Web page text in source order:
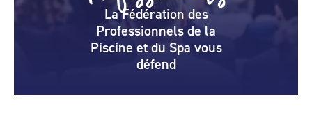
La Fédération des
Professionnels de la
Piscine et du Spa vous
défend